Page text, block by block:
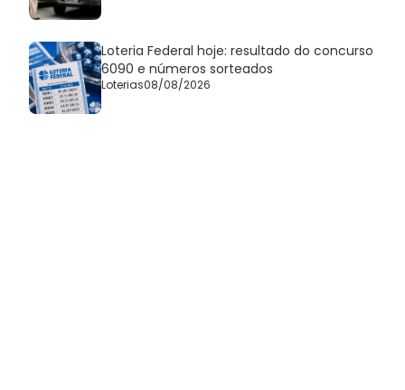
Loteria Federal hoje: resultado do concurso
6090 e números sorteados
Loterias08/08/2026